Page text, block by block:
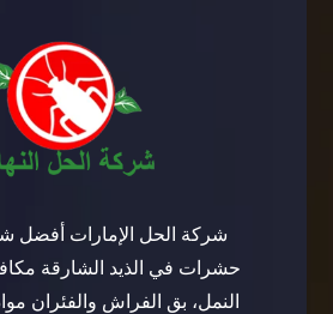
شركة الحل الإمارات أفضل
حشرات في الذيد الشارقة
النمل، بق الفراش والفئران